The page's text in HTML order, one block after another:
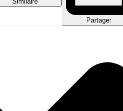
Partager